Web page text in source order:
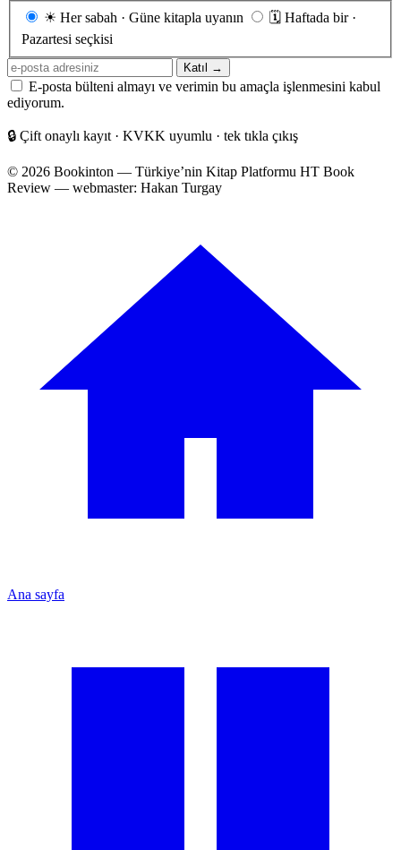
Gönderim
☀ Her sabah · Güne kitapla uyanın 🗓 Haftada bir ·
Pazartesi seçkisi
E-
posta
adresiniz
Katıl →
E-posta bülteni almayı ve verimin bu amaçla işlenmesini kabul
ediyorum.
🔒 Çift onaylı kayıt · KVKK uyumlu · tek tıkla çıkış
© 2026 Bookinton — Türkiye’nin Kitap Platformu HT Book
Review — webmaster: Hakan Turgay
Ana sayfa